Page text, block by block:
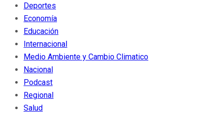
Deportes
Economía
Educación
Internacional
Medio Ambiente y Cambio Climatico
Nacional
Podcast
Regional
Salud